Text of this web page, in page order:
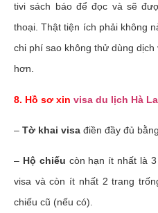
tivi sách báo để đọc và sẽ
thoại. Thật tiện ích phải không
chi phí sao không thử dùng
hơn.
8. Hồ sơ xin visa du lịch Hà
– Tờ khai visa điền đầy đủ
– Hộ chiếu còn hạn ít nhất là
visa và còn ít nhất 2 trang
chiếu cũ (nếu có).